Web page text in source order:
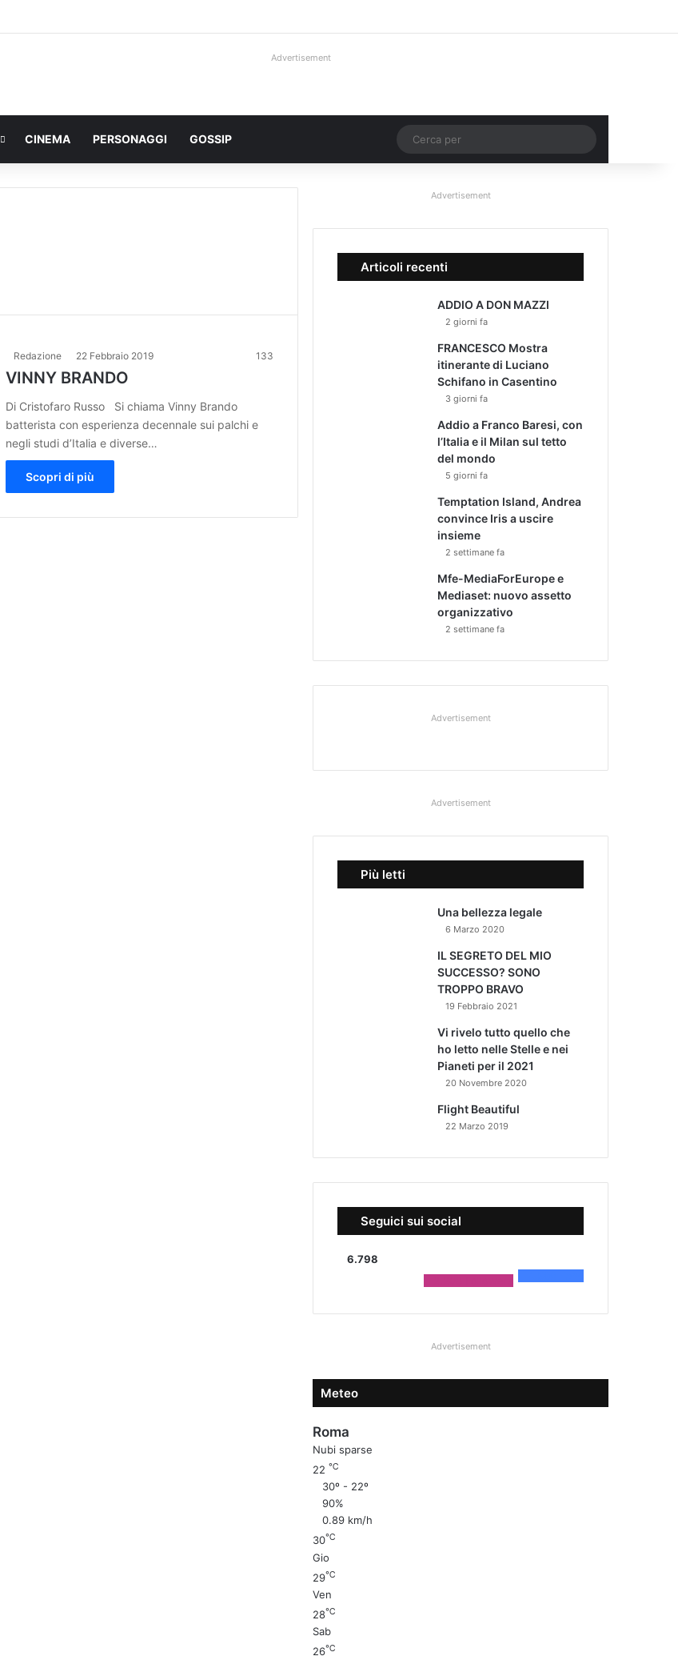
Advertisement
CINEMA PERSONAGGI GOSSIP Un articolo a caso
per
Redazione 22 Febbraio 2019 133
VINNY BRANDO
Di Cristofaro Russo Si chiama Vinny Brando
batterista con esperienza decennale sui palchi e
negli studi d’Italia e diverse…
Scopri di più
Advertisement
Articoli recenti
ADDIO A DON MAZZI
2 giorni fa
FRANCESCO Mostra
itinerante di Luciano
Schifano in Casentino
3 giorni fa
Addio a Franco Baresi, con
l’Italia e il Milan sul tetto
del mondo
5 giorni fa
Temptation Island, Andrea
convince Iris a uscire
insieme
2 settimane fa
Mfe-MediaForEurope e
Mediaset: nuovo assetto
organizzativo
2 settimane fa
Advertisement
Advertisement
Più letti
Una bellezza legale
6 Marzo 2020
IL SEGRETO DEL MIO
SUCCESSO? SONO
TROPPO BRAVO
19 Febbraio 2021
Vi rivelo tutto quello che
ho letto nelle Stelle e nei
Pianeti per il 2021
20 Novembre 2020
Flight Beautiful
22 Marzo 2019
Seguici sui social
6.798
Advertisement
Meteo
Roma
Nubi sparse
22℃
30º - 22º
90%
0.89 km/h
30℃
Gio
29℃
Ven
28℃
Sab
26℃